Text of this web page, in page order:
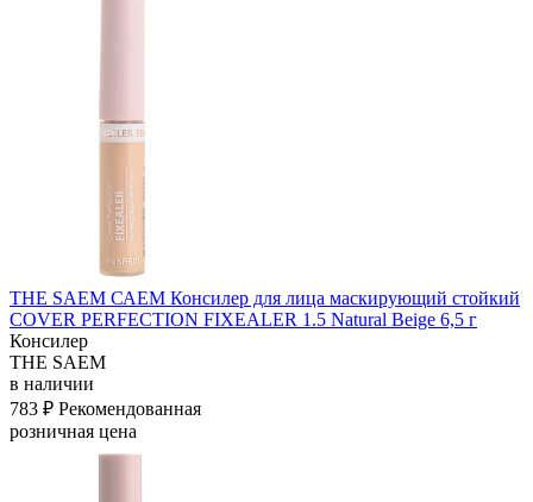
THE SAEM САЕМ Консилер для лица маскирующий стойкий
COVER PERFECTION FIXEALER 1.5 Natural Beige 6,5 г
Консилер
THE SAEM
в наличии
783 ₽ Рекомендованная
розничная цена